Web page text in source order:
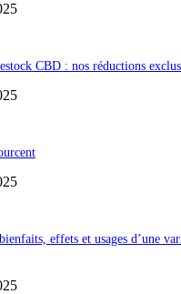
CBD : nos réductions
effets et usages d’une